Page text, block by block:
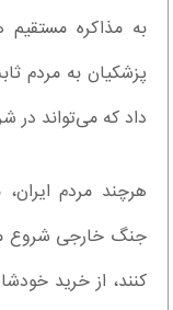
به مذاکره
داد که می‌تواند در
هرچند مردم
جنگ خارجی شروع
کنند، از خرید